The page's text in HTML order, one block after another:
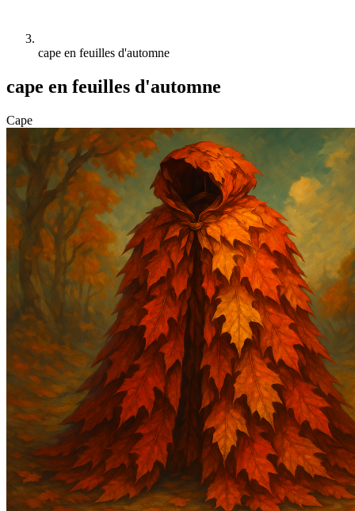
cape en feuilles d'automne
cape en feuilles d'automne
Cape